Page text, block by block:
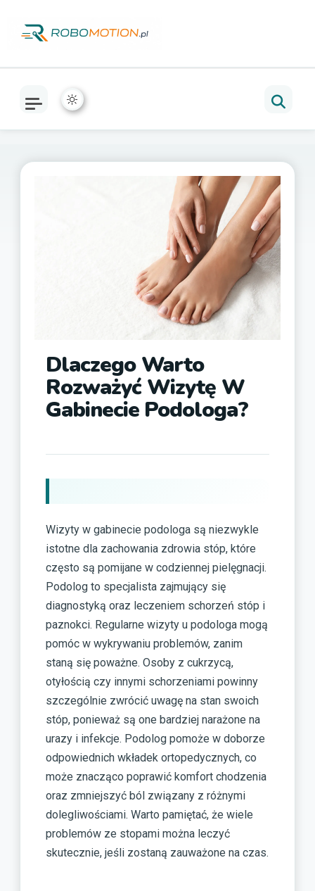
Dlaczego Warto
Rozważyć Wizytę W
Gabinecie Podologa?
Wizyty w gabinecie podologa są niezwykle
istotne dla zachowania zdrowia stóp, które
często są pomijane w codziennej pielęgnacji.
Podolog to specjalista zajmujący się
diagnostyką oraz leczeniem schorzeń stóp i
paznokci. Regularne wizyty u podologa mogą
pomóc w wykrywaniu problemów, zanim
staną się poważne. Osoby z cukrzycą,
otyłością czy innymi schorzeniami powinny
szczególnie zwrócić uwagę na stan swoich
stóp, ponieważ są one bardziej narażone na
urazy i infekcje. Podolog pomoże w doborze
odpowiednich wkładek ortopedycznych, co
może znacząco poprawić komfort chodzenia
oraz zmniejszyć ból związany z różnymi
dolegliwościami. Warto pamiętać, że wiele
problemów ze stopami można leczyć
skutecznie, jeśli zostaną zauważone na czas.